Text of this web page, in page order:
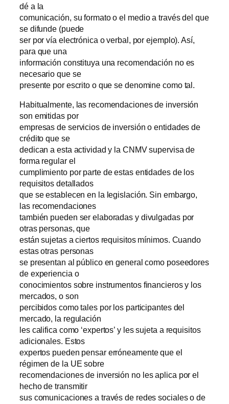
dé a la
comunicación, su formato o el medio a través del que
se difunde (puede
ser por vía electrónica o verbal, por ejemplo). Así,
para que una
información constituya una recomendación no es
necesario que se
presente por escrito o que se denomine como tal.
Habitualmente, las recomendaciones de inversión
son emitidas por
empresas de servicios de inversión o entidades de
crédito que se
dedican a esta actividad y la CNMV supervisa de
forma regular el
cumplimiento por parte de estas entidades de los
requisitos detallados
que se establecen en la legislación. Sin embargo,
las recomendaciones
también pueden ser elaboradas y divulgadas por
otras personas, que
están sujetas a ciertos requisitos mínimos. Cuando
estas otras personas
se presentan al público en general como poseedores
de experiencia o
conocimientos sobre instrumentos financieros y los
mercados, o son
percibidos como tales por los participantes del
mercado, la regulación
les califica como ‘expertos’ y les sujeta a requisitos
adicionales. Estos
expertos pueden pensar erróneamente que el
régimen de la UE sobre
recomendaciones de inversión no les aplica por el
hecho de transmitir
sus comunicaciones a través de redes sociales o de